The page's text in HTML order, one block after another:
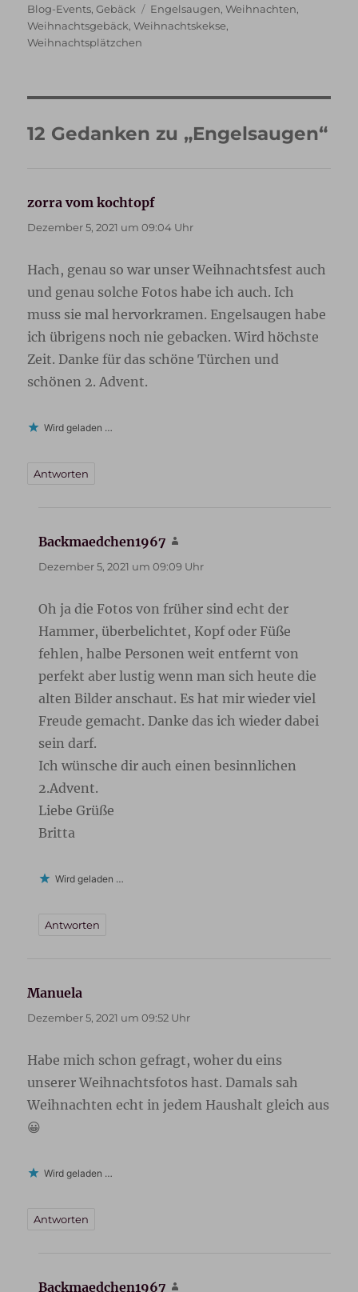
am
Blog-Events,Gebäck Schlagwörter
Engelsaugen,Weihnachten,
Weihnachtsgebäck,Weihnachtskekse,
Weihnachtsplätzchen
12 Gedanken zu „Engelsaugen“
zorra vom kochtopf
Dezember 5, 2021 um 09:04 Uhr
Hach, genau so war unser Weihnachtsfest auch
und genau solche Fotos habe ich auch. Ich
muss sie mal hervorkramen. Engelsaugen habe
ich übrigens noch nie gebacken. Wird höchste
Zeit. Danke für das schöne Türchen und
schönen 2. Advent.
Wird geladen …
Antworten
Backmaedchen1967
Dezember 5, 2021 um 09:09 Uhr
Oh ja die Fotos von früher sind echt der
Hammer, überbelichtet, Kopf oder Füße
fehlen, halbe Personen weit entfernt von
perfekt aber lustig wenn man sich heute die
alten Bilder anschaut. Es hat mir wieder viel
Freude gemacht. Danke das ich wieder dabei
sein darf.
Ich wünsche dir auch einen besinnlichen
2.Advent.
Liebe Grüße
Britta
Wird geladen …
Antworten
Manuela
Dezember 5, 2021 um 09:52 Uhr
Habe mich schon gefragt, woher du eins
unserer Weihnachtsfotos hast. Damals sah
Weihnachten echt in jedem Haushalt gleich aus
😀
Wird geladen …
Antworten
Backmaedchen1967